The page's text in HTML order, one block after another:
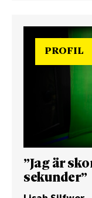
PROFIL
”Jag är
sekunder”